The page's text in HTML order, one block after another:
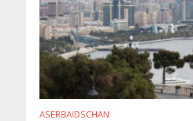
ASERBAIDSCHAN